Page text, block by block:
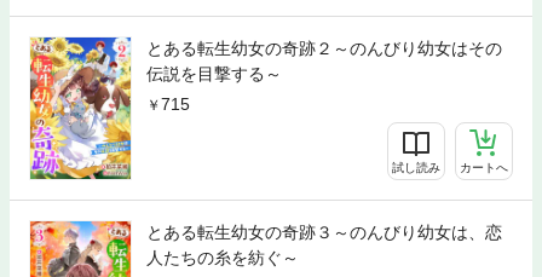
とある転生幼女の奇跡２～のんびり幼女はその
伝説を目撃する～
715
試し読み カートへ
とある転生幼女の奇跡３～のんびり幼女は、恋
人たちの糸を紡ぐ～